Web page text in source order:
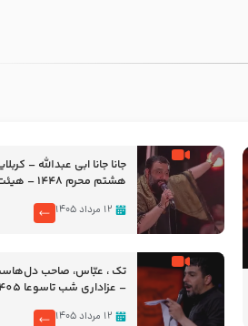
جانا جانا ابی عبدالله –
هشتم محرم 1448 – هیئت بین الحرمین طهران
۱۲ مرداد ۱۴۰۵
تک ، عبّاس، صاحب
– عزاداری شب تاسوعا 1405
۱۲ مرداد ۱۴۰۵